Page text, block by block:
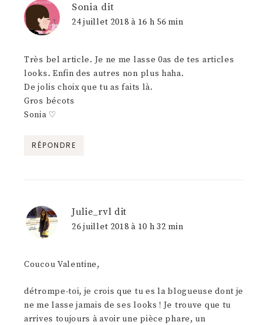
Sonia dit
24 juillet 2018 à 16 h 56 min
Très bel article. Je ne me lasse 0as de tes articles
looks. Enfin des autres non plus haha.
De jolis choix que tu as faits là.
Gros bécots
Sonia ♡
RÉPONDRE
Julie_rvl dit
26 juillet 2018 à 10 h 32 min
Coucou Valentine,
détrompe-toi, je crois que tu es la blogueuse dont je
ne me lasse jamais de ses looks ! Je trouve que tu
arrives toujours à avoir une pièce phare, un